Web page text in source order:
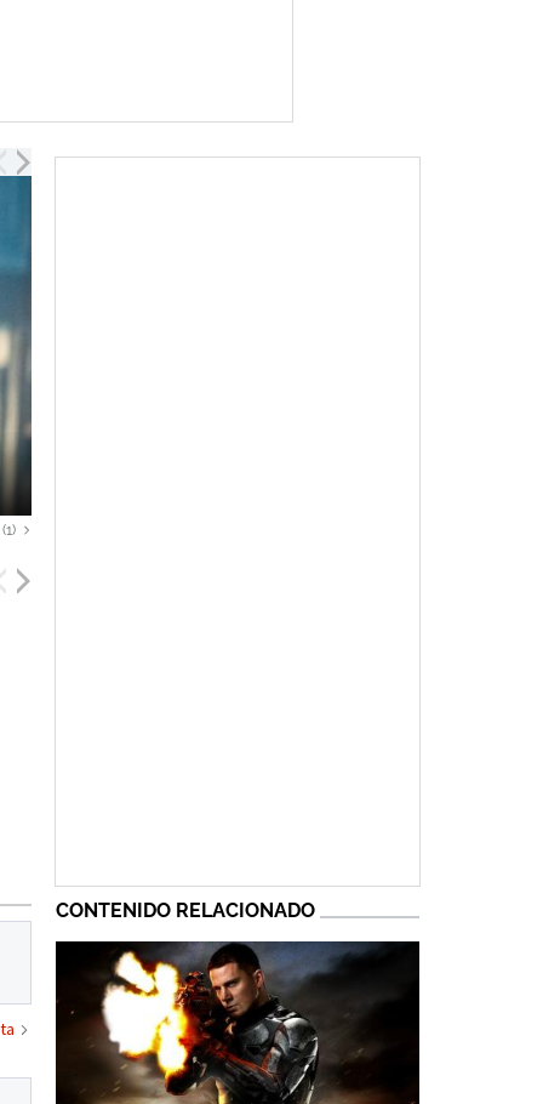
CONTENIDO RELACIONADO